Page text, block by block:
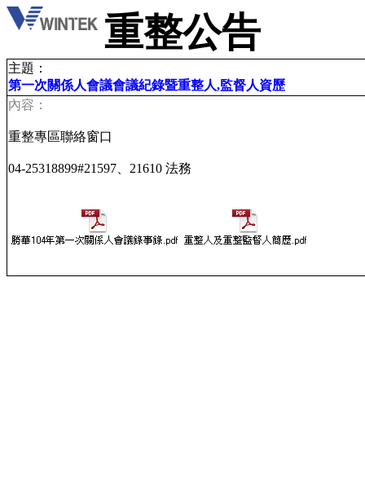
重整公告
主題：
第一次關係人會議會議紀錄暨重整人,監督人資歷
內容：
重整專區聯絡窗口
04-25318899#21597、21610 法務